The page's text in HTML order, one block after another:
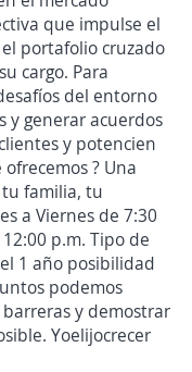
que impulse el
portafolio cruzado
cargo. Para
del entorno
y generar acuerdos
y potencien
? Una
familia, tu
a Viernes de 7:30
p.m. Tipo de
1 año posibilidad
podemos
y demostrar
Yoelijocrecer